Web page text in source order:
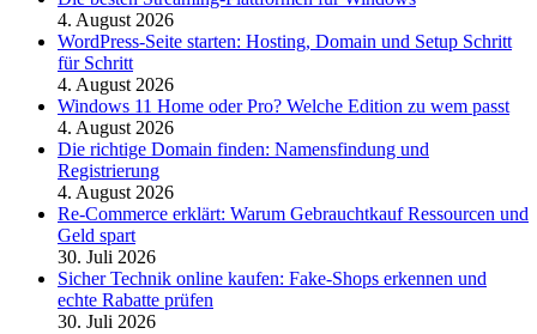
4. August 2026
WordPress-Seite starten: Hosting, Domain und Setup Schritt
für Schritt
4. August 2026
Windows 11 Home oder Pro? Welche Edition zu wem passt
4. August 2026
Die richtige Domain finden: Namensfindung und
Registrierung
4. August 2026
Re-Commerce erklärt: Warum Gebrauchtkauf Ressourcen und
Geld spart
30. Juli 2026
Sicher Technik online kaufen: Fake-Shops erkennen und
echte Rabatte prüfen
30. Juli 2026